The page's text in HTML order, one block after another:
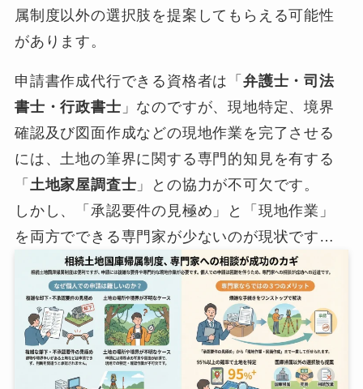
属制度以外の選択肢を提案してもらえる可能性
があります。
申請書作成代行できる資格者は「弁護士・司法
書士・行政書士 」なのですが、現地特定、境界
確認及び図面作成などの現地作業を完了させる
には、土地の筆界に関する専門的知見を有する
「 土地家屋調査士 」との協力が不可欠です。
しかし、「承認要件の見極め」と「現地作業」
を両方でできる専門家が少ないのが現状です…